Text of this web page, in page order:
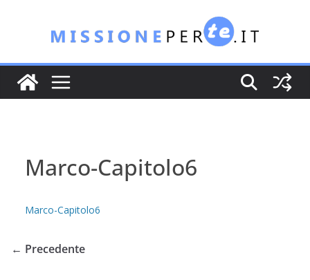
contenuto
Marco-Capitolo6
Marco-Capitolo6
← Precedente